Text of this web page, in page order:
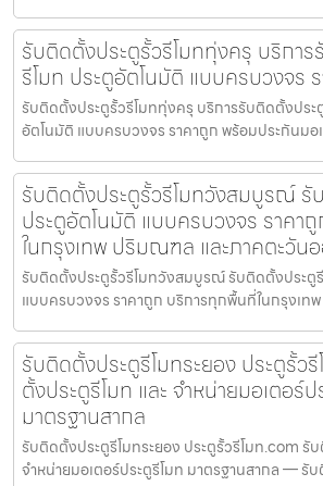
รับติดตั้งประตูรั้วรีโมททุ่งครุ บริกา
รีโมท ประตูอัตโนมัติ แบบครบวงจร
รับติดตั้งประตูรั้วรีโมททุ่งครุ บริการรับติดตั้งประ
อัตโนมัติ แบบครบวงจร ราคาถูก พร้อมประกันมอเ
รับติดตั้งประตูรั้วรีโมทวังสมบูรณ์ รั
ประตูอัตโนมัติ แบบครบวงจร ราคา
ในกรุงเทพ ปริมณฑล และภาคตะวัน
รับติดตั้งประตูรั้วรีโมทวังสมบูรณ์ รับติดตั้งประตู
แบบครบวงจร ราคาถูก บริการทุกพื้นที่ในกรุงเท
รับติดตั้งประตูรีโมทระยอง ประตูรั้ว
ตั้งประตูรีโมท และ จำหน่ายมอเตอร์ป
มาตรฐานสากล
รับติดตั้งประตูรีโมทระยอง ประตูรั้วรีโมท.com รั
จำหน่ายมอเตอร์ประตูรีโมท มาตรฐานสากล — รั